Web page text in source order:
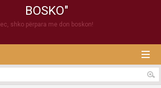
BOSKO"
ec, shko përpara me don boskon!